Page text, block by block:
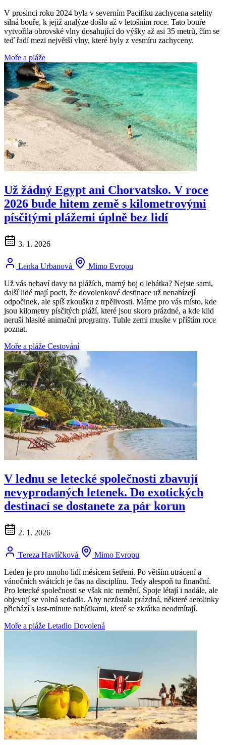
V prosinci roku 2024 byla v severním Pacifiku zachycena satelity
silná bouře, k jejíž analýze došlo až v letošním roce. Tato bouře
vytvořila obrovské vlny dosahující do výšky až asi 35 metrů, čím se
teď řadí mezi největší vlny, které byly z vesmíru zachyceny.
Moře a pláže
Už žádný Egypt ani Chorvatsko. V roce
2026 bude hitem země s kilometrovými
písčitými plážemi úplně bez lidí
3. 1. 2026
Lenka Urbanová
Mimo Evropu
Už vás nebaví davy na plážích, marný boj o lehátka? Nejste sami,
další lidé mají pocit, že dovolenkové destinace už nenabízejí
odpočinek, ale spíš zkoušku z trpělivosti. Máme pro vás místo, kde
jsou kilometry písčitých pláží, které jsou skoro prázdné, a kde klid
neruší hlasité animační programy. Tuhle zemi musíte v příštím roce
poznat.
Moře a pláže Cestování
V lednu se letecké společnosti zbavují
nevyprodaných letenek. Do exotických
destinací se dostanete za pár korun
2. 1. 2026
Tereza Havlíčková
Mimo Evropu
Leden je pro mnoho lidí měsícem šetření. Po větším utrácení a
vánočních svátcích je čas na disciplínu. Tedy alespoň tu finanční.
Pro letecké společnosti se však nic nemění. Spoje létají i nadále, ale
objevují se volná sedadla. Aby nezůstala prázdná, některé aerolinky
přichází s last-minute nabídkami, které se zkrátka neodmítají.
Moře a pláže Letadlo Dovolená